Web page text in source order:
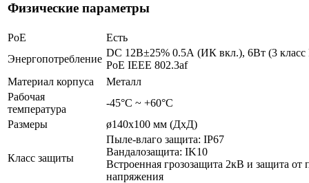
Физические параметры
PoE
Есть
Энергопотребление
DC 12В±25% 0.5А (ИК вкл.), 6Вт (3 класс
PoE IEEE 802.3af
Материал корпуса
Металл
Рабочая
температура
-45°С ~ +60°С
Размеры
ø140х100 мм (ДхД)
Класс защиты
Пыле-влаго защита: IP67
Вандалозащита: IK10
Встроенная грозозащита 2кВ и защита от
напряжения